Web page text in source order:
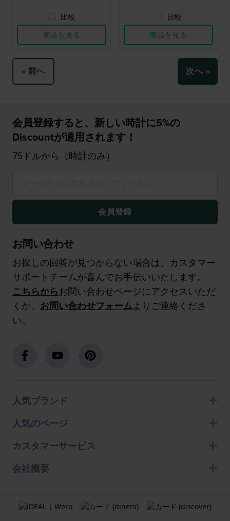
比較
商品を見る
比較
商品を見る
« 前へ 次へ »
会員登録すると、新しい時計に5%の
Discountが適用されます！
75ドルから（時計のみ）
会員登録
お問い合わせ
お探しの回答が見つからない場合は、カスタマー
サポートチームが喜んでお手伝いいたします。
こちらからお問い合わせページにアクセスいただ
くか、 お問い合わせフォームよりご連絡くださ
い。
人気ブランド
人気のページ
カスタマーサービス
会社概要